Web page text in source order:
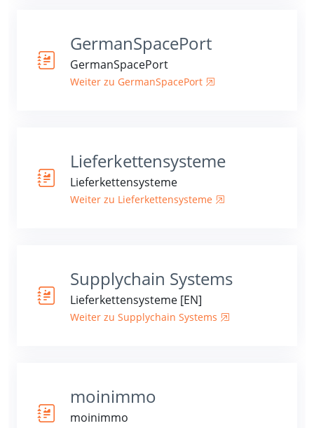
GermanSpacePort
GermanSpacePort
Weiter zu GermanSpacePort
Lieferkettensysteme
Lieferkettensysteme
Weiter zu Lieferkettensysteme
Supplychain Systems
Lieferkettensysteme [EN]
Weiter zu Supplychain Systems
moinimmo
moinimmo